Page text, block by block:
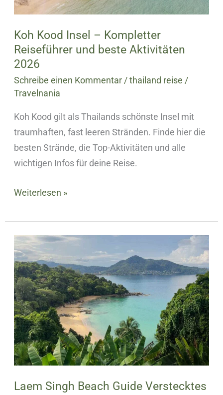
Koh Kood Insel – Kompletter
Reiseführer und beste Aktivitäten
2026
Schreibe einen Kommentar /thailand reise /
Travelnania
Koh Kood gilt als Thailands schönste Insel mit
traumhaften, fast leeren Stränden. Finde hier die
besten Strände, die Top-Aktivitäten und alle
wichtigen Infos für deine Reise.
Aktivitäten
2026
Weiterlesen »
Laem Singh Beach Guide Verstecktes
Laem
Singh
Beach
Guide
Verstecktes
Juwel
in
Phuket
Thailand